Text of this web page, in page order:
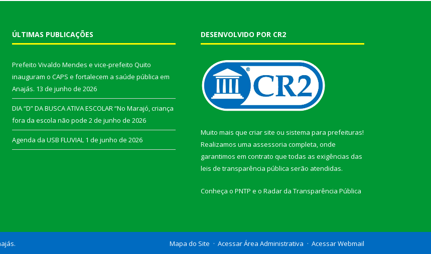
ÚLTIMAS PUBLICAÇÕES
Prefeito Vivaldo Mendes e vice-prefeito Quito
inauguram o CAPS e fortalecem a saúde pública em
Anajás. 13 de junho de 2026
DIA “D” DA BUSCA ATIVA ESCOLAR “No Marajó, criança
fora da escola não pode 2 de junho de 2026
Agenda da USB FLUVIAL 1 de junho de 2026
DESENVOLVIDO POR CR2
Muito mais que criar site ou sistema para prefeituras!
Realizamos uma assessoria completa, onde
garantimos em contrato que todas as exigências das
leis de transparência pública serão atendidas.
Conheça o PNTP e o Radar da Transparência Pública
Mapa do Site Acessar Área Administrativa Acessar Webmail